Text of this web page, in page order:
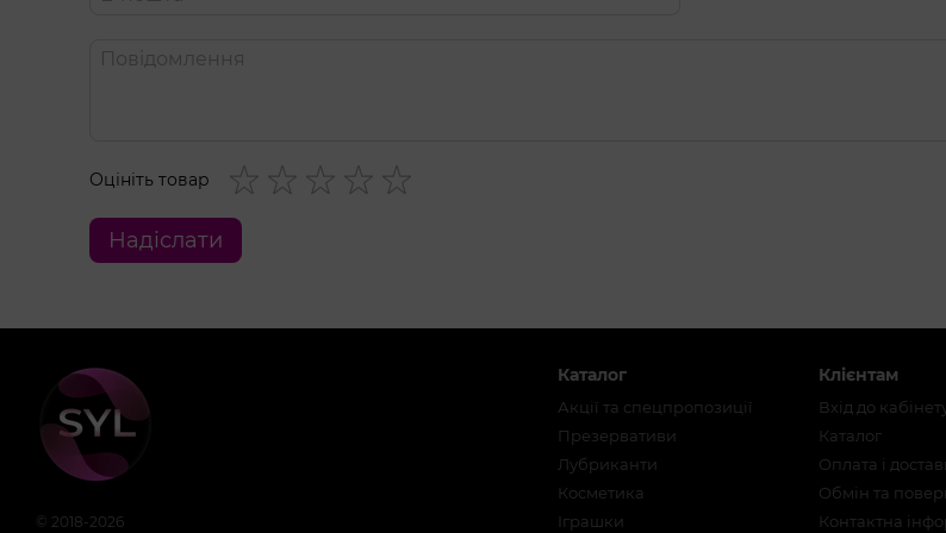
The Secret: рідкий парафін, олія солодкого мигдалю, парфум, олія насінення соняшника, олія оливи,
пентаеритритил-тетра-ді-т-бутил гідроксигідрокиннамат, олія виноградних кісточок, лімонен,
гексил-циннамал, ліналоол, ефір саліцилової кислоти, альфа-ізометиліонон, кумарин, цитронелол,
Amor: рідкий парафін, олія солодкого мигдалю, парфум, олія насінення соняшника, олія оливи,
Aphrodisiac: рідкий парафін, олія солодкого мигдалю, парфум, олія насінення соняшника, олія оливи,
пентаеритритил-тетра-ді-т-бутил гідроксигідрокиннамат, олія виноградних кісточок,
гідроксицитронелаль, лімонен.
Оцініть товар
Надіслати
© 2018-2026
Каталог
Акції та спецпропозиції
Презервативи
Лубриканти
Косметика
Іграшки
Клієнтам
Вхід до
Каталог
Оплата і
Обмін та
Контактна